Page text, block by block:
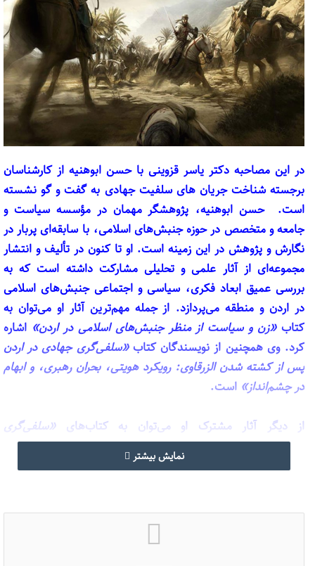
در این مصاحبه دکتر یاسر قزوینی با حسن ابوهنیه از کارشناسان
برجسته شناخت جریان های سلفیت جهادی به گفت و گو نشسته
است. حسن ابوهنیه، پژوهشگر مهمان در مؤسسه سیاست و
جامعه و متخصص در حوزه جنبش‌های اسلامی، با سابقه‌ای پربار در
نگارش و پژوهش در این زمینه است. او تا کنون در تألیف و انتشار
مجموعه‌ای از آثار علمی و تحلیلی مشارکت داشته است که به
بررسی عمیق ابعاد فکری، سیاسی و اجتماعی جنبش‌های اسلامی
در اردن و منطقه می‌پردازد. از جمله مهم‌ترین آثار او می‌توان به
کتاب«زن و سیاست از منظر جنبش‌های اسلامی در اردن» اشاره
کرد. وی همچنین از نویسندگان کتاب«سلفی‌گری جهادی در اردن
پس از کشته شدن الزرقاوی: رویکرد هویتی، بحران رهبری، و ابهام
در چشم‌انداز» است.
از دیگر آثار مشترک او می‌توان به کتاب‌های«سلفی‌گری
محافظه‌کار: راهبرد اسلامی‌سازی جامعه و رابطه مبهم با دولت»
«طریقت‌های صوفیانه: راه‌های روحانی خداوند در بستر نوسازی و
سنی و رقابت بر سر جهاد جهانی»اشاره کرد.
نمایش بیشتر